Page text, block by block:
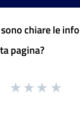
chiare le
pagina?